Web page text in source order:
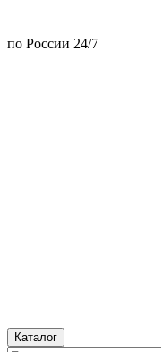
по России 24/7
Каталог